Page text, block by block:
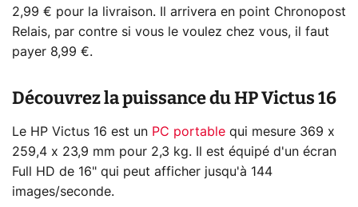
2,99 € pour la livraison. Il arrivera en point Chronopost
Relais, par contre si vous le voulez chez vous, il faut
payer 8,99 €.
Découvrez la puissance du HP Victus 16
Le HP Victus 16 est un PC portable qui mesure 369 x
259,4 x 23,9 mm pour 2,3 kg. Il est équipé d'un écran
Full HD de 16" qui peut afficher jusqu'à 144
images/seconde.